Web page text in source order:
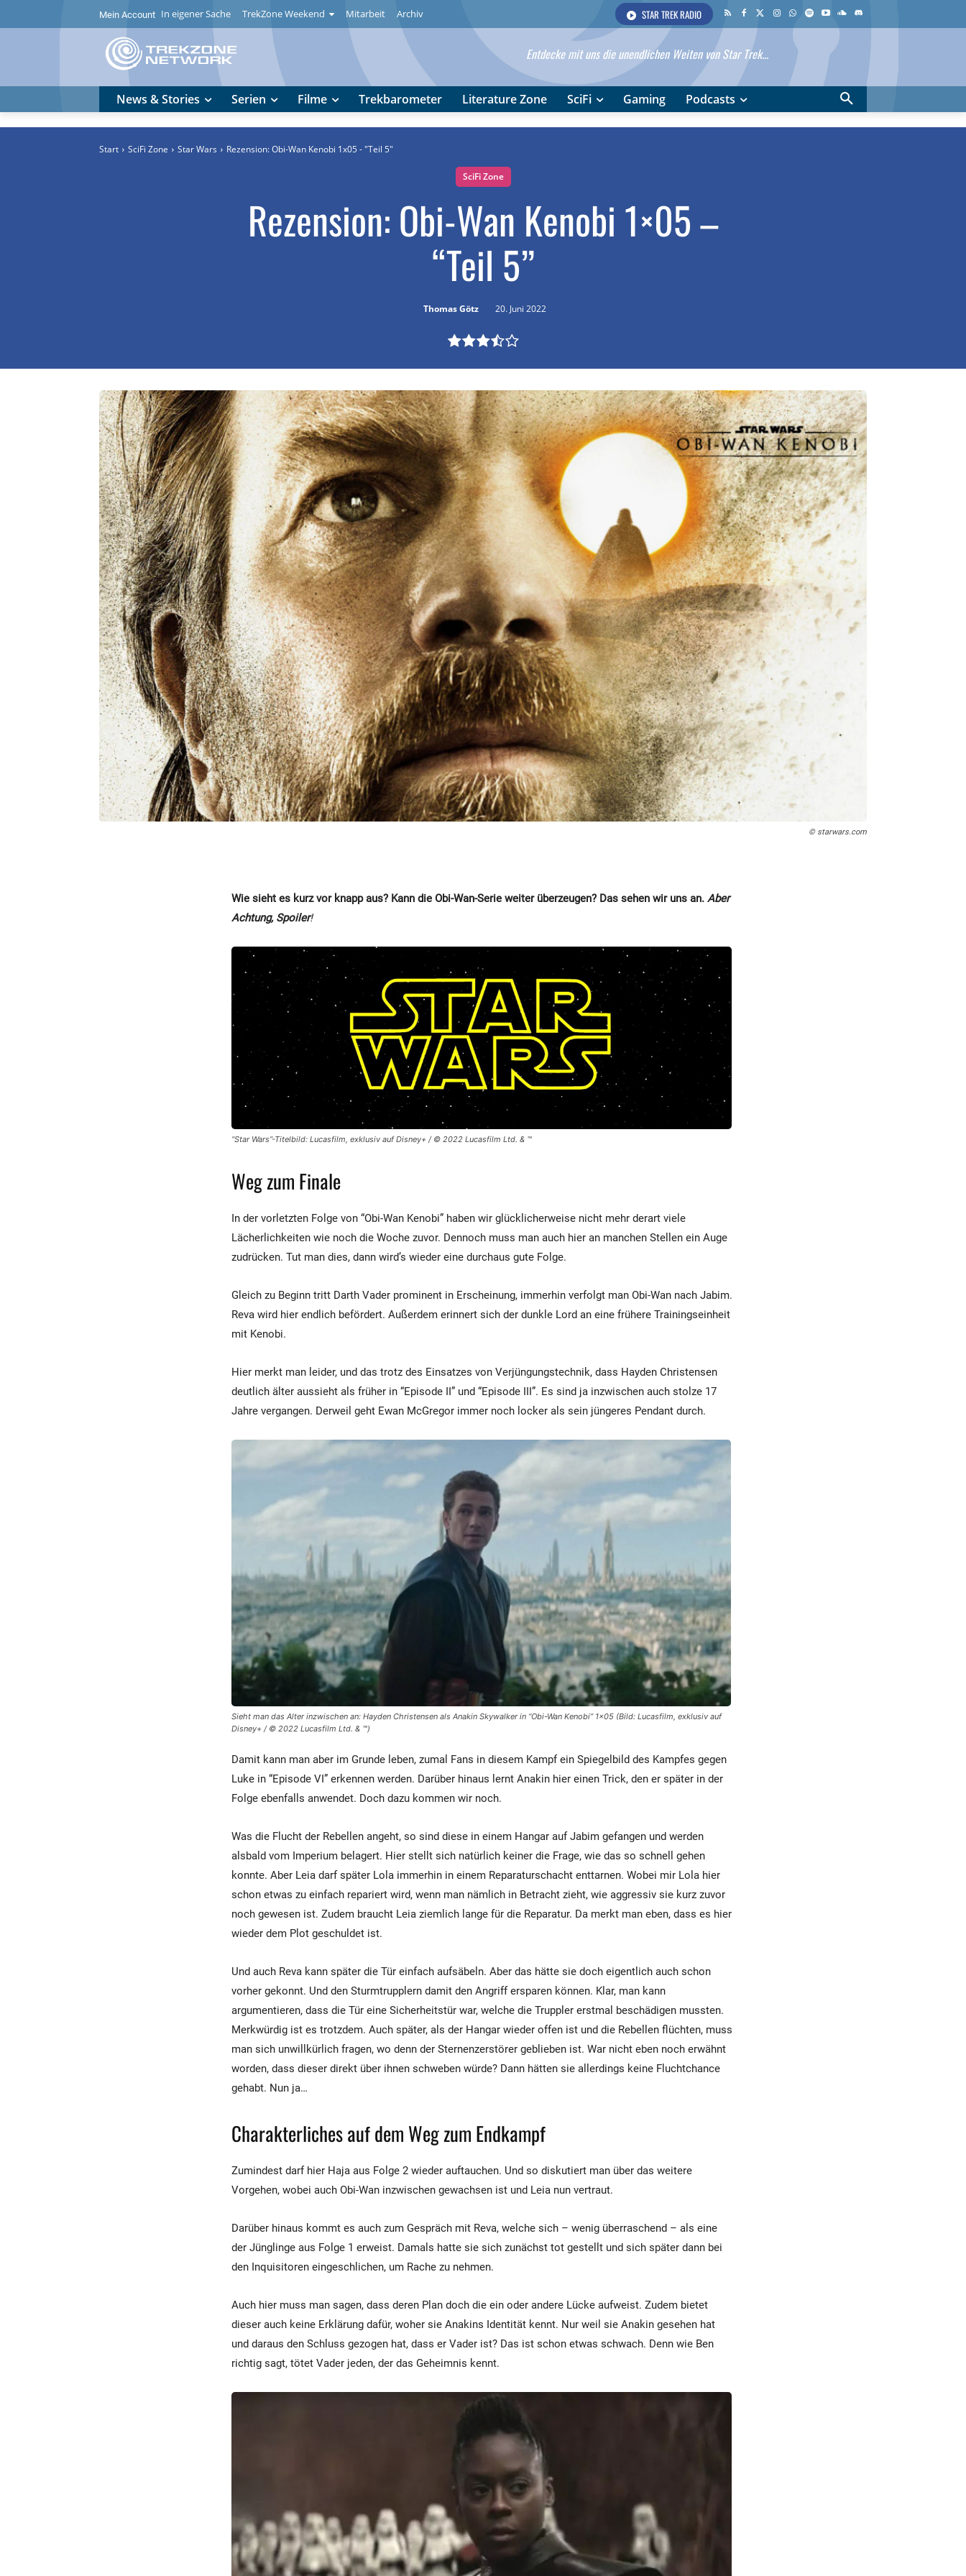
Mein Account In eigener Sache TrekZone Weekend Mitarbeit Archiv STAR TREK RADIO
Entdecke mit uns die unendlichen Weiten von Star Trek...
News & Stories Serien Filme Trekbarometer Literature Zone SciFi Gaming Podcasts
Start SciFi Zone Star Wars Rezension: Obi-Wan Kenobi 1x05 - "Teil 5"
SciFi Zone
Rezension: Obi-Wan Kenobi 1×05 –
“Teil 5”
Thomas Götz 20. Juni 2022
© starwars.com
Wie sieht es kurz vor knapp aus? Kann die Obi-Wan-Serie weiter überzeugen? Das sehen wir uns an. Aber
Achtung, Spoiler!
“Star Wars”-Titelbild: Lucasfilm, exklusiv auf Disney+ / © 2022 Lucasfilm Ltd. & ™
Weg zum Finale
In der vorletzten Folge von “Obi-Wan Kenobi” haben wir glücklicherweise nicht mehr derart viele
Lächerlichkeiten wie noch die Woche zuvor. Dennoch muss man auch hier an manchen Stellen ein Auge
zudrücken. Tut man dies, dann wird’s wieder eine durchaus gute Folge.
Gleich zu Beginn tritt Darth Vader prominent in Erscheinung, immerhin verfolgt man Obi-Wan nach Jabim.
Reva wird hier endlich befördert. Außerdem erinnert sich der dunkle Lord an eine frühere Trainingseinheit
mit Kenobi.
Hier merkt man leider, und das trotz des Einsatzes von Verjüngungstechnik, dass Hayden Christensen
deutlich älter aussieht als früher in “Episode II” und “Episode III”. Es sind ja inzwischen auch stolze 17
Jahre vergangen. Derweil geht Ewan McGregor immer noch locker als sein jüngeres Pendant durch.
Sieht man das Alter inzwischen an: Hayden Christensen als Anakin Skywalker in “Obi-Wan Kenobi” 1×05 (Bild: Lucasfilm, exklusiv auf
Disney+ / © 2022 Lucasfilm Ltd. & ™)
Damit kann man aber im Grunde leben, zumal Fans in diesem Kampf ein Spiegelbild des Kampfes gegen
Luke in “Episode VI” erkennen werden. Darüber hinaus lernt Anakin hier einen Trick, den er später in der
Folge ebenfalls anwendet. Doch dazu kommen wir noch.
Was die Flucht der Rebellen angeht, so sind diese in einem Hangar auf Jabim gefangen und werden
alsbald vom Imperium belagert. Hier stellt sich natürlich keiner die Frage, wie das so schnell gehen
konnte. Aber Leia darf später Lola immerhin in einem Reparaturschacht enttarnen. Wobei mir Lola hier
schon etwas zu einfach repariert wird, wenn man nämlich in Betracht zieht, wie aggressiv sie kurz zuvor
noch gewesen ist. Zudem braucht Leia ziemlich lange für die Reparatur. Da merkt man eben, dass es hier
wieder dem Plot geschuldet ist.
Und auch Reva kann später die Tür einfach aufsäbeln. Aber das hätte sie doch eigentlich auch schon
vorher gekonnt. Und den Sturmtrupplern damit den Angriff ersparen können. Klar, man kann
argumentieren, dass die Tür eine Sicherheitstür war, welche die Truppler erstmal beschädigen mussten.
Merkwürdig ist es trotzdem. Auch später, als der Hangar wieder offen ist und die Rebellen flüchten, muss
man sich unwillkürlich fragen, wo denn der Sternenzerstörer geblieben ist. War nicht eben noch erwähnt
worden, dass dieser direkt über ihnen schweben würde? Dann hätten sie allerdings keine Fluchtchance
gehabt. Nun ja…
Charakterliches auf dem Weg zum Endkampf
Zumindest darf hier Haja aus Folge 2 wieder auftauchen. Und so diskutiert man über das weitere
Vorgehen, wobei auch Obi-Wan inzwischen gewachsen ist und Leia nun vertraut.
Darüber hinaus kommt es auch zum Gespräch mit Reva, welche sich – wenig überraschend – als eine
der Jünglinge aus Folge 1 erweist. Damals hatte sie sich zunächst tot gestellt und sich später dann bei
den Inquisitoren eingeschlichen, um Rache zu nehmen.
Auch hier muss man sagen, dass deren Plan doch die ein oder andere Lücke aufweist. Zudem bietet
dieser auch keine Erklärung dafür, woher sie Anakins Identität kennt. Nur weil sie Anakin gesehen hat
und daraus den Schluss gezogen hat, dass er Vader ist? Das ist schon etwas schwach. Denn wie Ben
richtig sagt, tötet Vader jeden, der das Geheimnis kennt.